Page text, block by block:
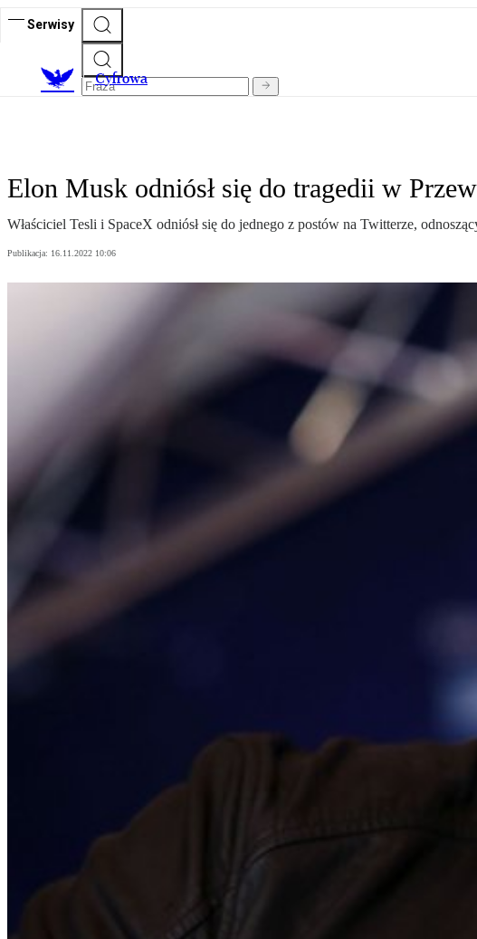
Serwisy
Cyfrowa
Elon Musk odniósł się do tragedii w
Właściciel Tesli i SpaceX odniósł się do jednego z postów na Twitterze,
Publikacja: 16.11.2022 10:06